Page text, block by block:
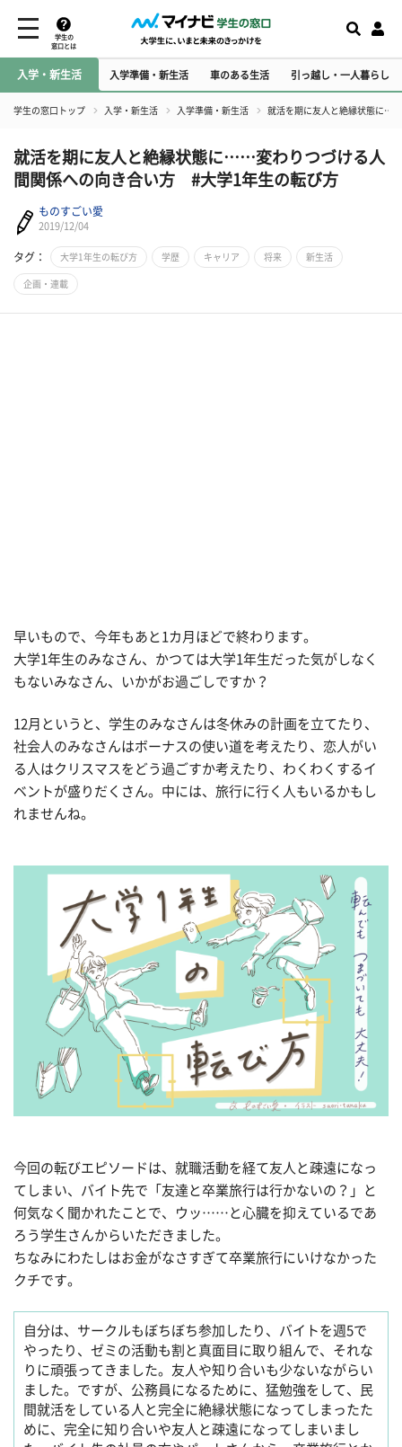
学生の
窓口とは
入学・新生活 入学準備・新生活 車のある生活 引っ越し・一人暮らし
学生の窓口トップ 入学・新生活 入学準備・新生活 就活を期に友人と絶縁状態に
就活を期に友人と絶縁状態に……変わりつづける人
間関係への向き合い方 #大学1年生の転び方
ものすごい愛
2019/12/04
タグ： 大学1年生の転び方 学歴 キャリア 将来 新生活
企画・連載
早いもので、今年もあと1カ月ほどで終わります。
大学1年生のみなさん、かつては大学1年生だった気がしなく
もないみなさん、いかがお過ごしですか？
12月というと、学生のみなさんは冬休みの計画を立てたり、
社会人のみなさんはボーナスの使い道を考えたり、恋人がい
る人はクリスマスをどう過ごすか考えたり、わくわくするイ
ベントが盛りだくさん。中には、旅行に行く人もいるかもし
れませんね。
今回の転びエピソードは、就職活動を経て友人と疎遠になっ
てしまい、バイト先で「友達と卒業旅行は行かないの？」と
何気なく聞かれたことで、ウッ……と心臓を抑えているであ
ろう学生さんからいただきました。
ちなみにわたしはお金がなさすぎて卒業旅行にいけなかった
クチです。
自分は、サークルもぼちぼち参加したり、バイトを週5で
やったり、ゼミの活動も割と真面目に取り組んで、それな
りに頑張ってきました。友人や知り合いも少ないながらい
ました。ですが、公務員になるために、猛勉強をして、民
間就活をしている人と完全に絶縁状態になってしまったた
めに、完全に知り合いや友人と疎遠になってしまいまし